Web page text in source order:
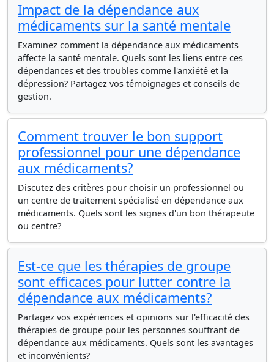
Impact de la dépendance aux
médicaments sur la santé mentale
Examinez comment la dépendance aux médicaments
affecte la santé mentale. Quels sont les liens entre ces
dépendances et des troubles comme l'anxiété et la
dépression? Partagez vos témoignages et conseils de
gestion.
Comment trouver le bon support
professionnel pour une dépendance
aux médicaments?
Discutez des critères pour choisir un professionnel ou
un centre de traitement spécialisé en dépendance aux
médicaments. Quels sont les signes d'un bon thérapeute
ou centre?
Est-ce que les thérapies de groupe
sont efficaces pour lutter contre la
dépendance aux médicaments?
Partagez vos expériences et opinions sur l'efficacité des
thérapies de groupe pour les personnes souffrant de
dépendance aux médicaments. Quels sont les avantages
et inconvénients?